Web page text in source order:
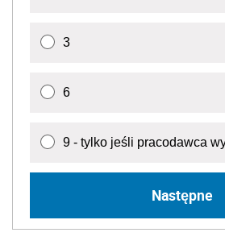
3
6
9 - tylko jeśli pracodawca
Następne